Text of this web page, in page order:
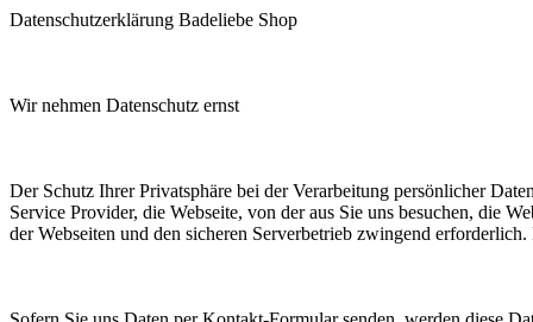
Datenschutzerklärung Badeliebe Shop
Wir nehmen Datenschutz ernst
Der Schutz Ihrer Privatsphäre bei der Verarbeitung persönlicher
Service Provider, die Webseite, von der aus Sie uns besuchen, die
der Webseiten und den sicheren Serverbetrieb zwingend